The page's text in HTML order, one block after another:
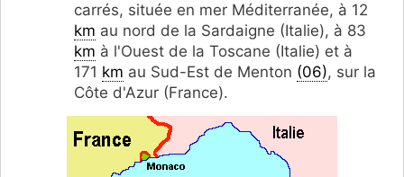
carrés, située en mer Méditerranée, à 12
km au nord de la Sardaigne (Italie), à 83
km à l'Ouest de la Toscane (Italie) et à
171 km au Sud-Est de Menton (06), sur la
Côte d'Azur (France).